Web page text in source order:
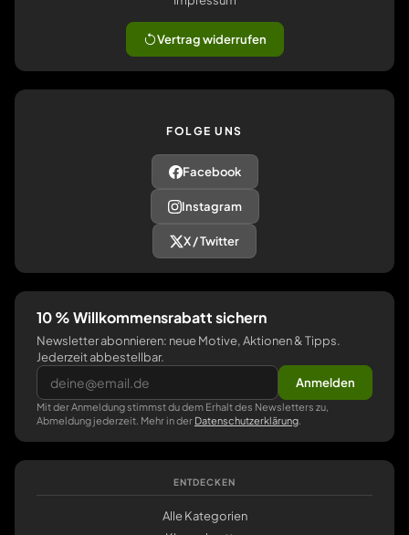
Vertrag widerrufen
FOLGE UNS
Facebook
Instagram
X / Twitter
10 % Willkommensrabatt sichern
Newsletter abonnieren: neue Motive, Aktionen & Tipps.
Jederzeit abbestellbar.
Anmelden
Mit der Anmeldung stimmst du dem Erhalt des Newsletters zu,
Abmeldung jederzeit. Mehr in der Datenschutzerklärung
ENTDECKEN
Alle Kategorien